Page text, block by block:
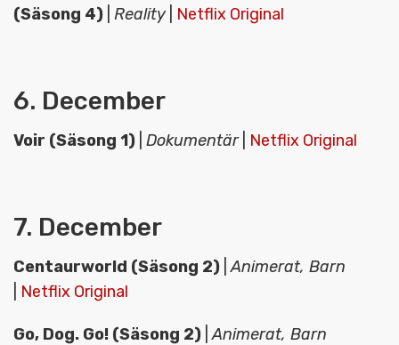
(Säsong 4) Reality| Netflix Original
6. December
Voir (Säsong 1) Dokumentär| Netflix Original
7. December
Centaurworld (Säsong 2) |Animerat, Barn
Netflix Original
Go, Dog. Go! (Säsong 2) |Animerat, Barn